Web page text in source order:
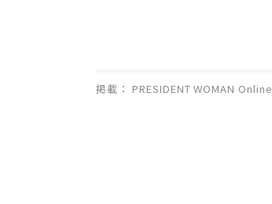
掲載： PRESIDENT WOMAN Online